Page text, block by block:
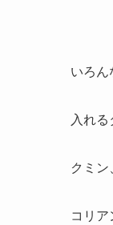
いろん
入れる
クミン
コリア